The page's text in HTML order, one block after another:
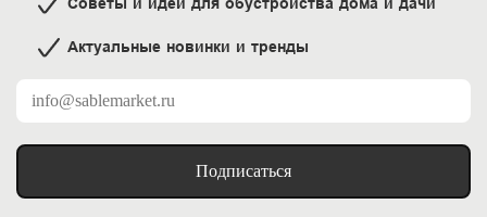
Актуальные новинки и тренды
Подписаться